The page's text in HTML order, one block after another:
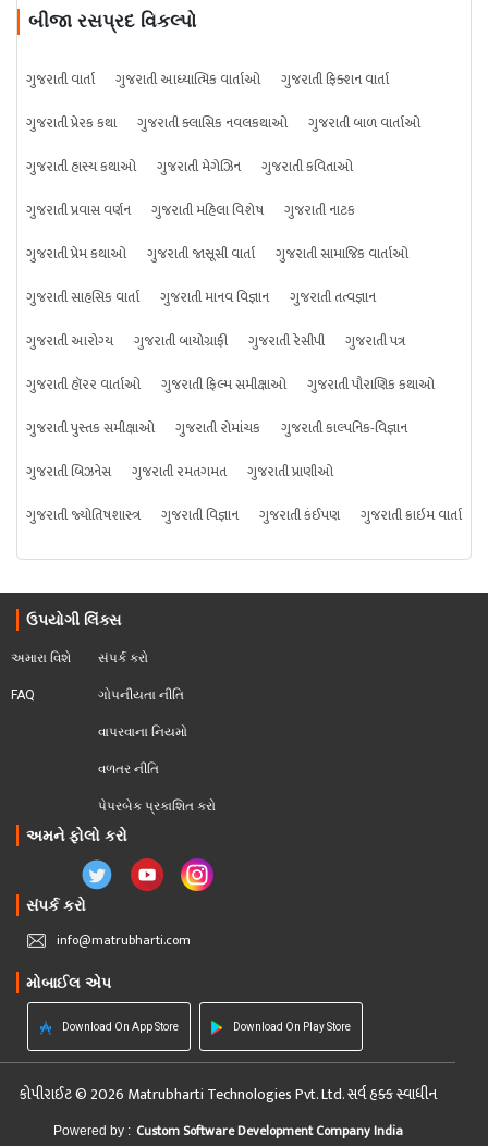
બીજા રસપ્રદ વિકલ્પો
ગુજરાતી વાર્તા ગુજરાતી આધ્યાત્મિક વાર્તાઓ
ગુજરાતી ફિક્શન વાર્તા
ગુજરાતી પ્રેરક કથા
ગુજરાતી ક્લાસિક નવલકથાઓ
ગુજરાતી બાળ વાર્તાઓ
ગુજરાતી હાસ્ય કથાઓ
ગુજરાતી મેગેઝિન
ગુજરાતી કવિતાઓ
ગુજરાતી પ્રવાસ વર્ણન
ગુજરાતી મહિલા વિશેષ
ગુજરાતી નાટક
ગુજરાતી પ્રેમ કથાઓ
ગુજરાતી જાસૂસી વાર્તા
ગુજરાતી સામાજિક વાર્તાઓ
ગુજરાતી સાહસિક વાર્તા
ગુજરાતી માનવ વિજ્ઞાન
ગુજરાતી તત્વજ્ઞાન
ગુજરાતી આરોગ્ય
ગુજરાતી બાયોગ્રાફી ગુજરાતી રેસીપી
ગુજરાતી પત્ર
ગુજરાતી હૉરર વાર્તાઓ
ગુજરાતી ફિલ્મ સમીક્ષાઓ
ગુજરાતી પૌરાણિક કથાઓ
ગુજરાતી પુસ્તક સમીક્ષાઓ
ગુજરાતી રોમાંચક
ગુજરાતી કાલ્પનિક-વિજ્ઞાન
ગુજરાતી બિઝનેસ
ગુજરાતી રમતગમત
ગુજરાતી પ્રાણીઓ
ગુજરાતી જ્યોતિષશાસ્ત્ર
ગુજરાતી વિજ્ઞાન ગુજરાતી કંઈપણ ગુજરાતી ક્રાઇમ વાર્તા
ઉપયોગી લિંક્સ
અમારા વિશે
FAQ
સંપર્ક કરો
ગોપનીયતા નીતિ
વાપરવાના નિયમો
વળતર નીતિ
પેપરબેક પ્રકાશિત કરો
અમને ફોલો કરો
સંપર્ક કરો
info@matrubharti.com
મોબાઈલ એપ
Download On App Store Download On Play Store
કોપીરાઈટ © 2026 Matrubharti Technologies Pvt. Ltd. સર્વ હક્ક સ્વાધીન
Powered by : Custom Software Development Company India